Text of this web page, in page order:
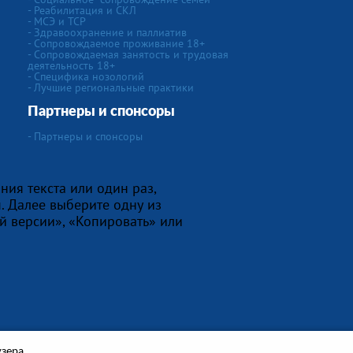
- Реабилитация и СКЛ
- МСЭ и ТСР
- Здравоохранение и паллиатив
- Сопровождаемое проживание 18+
- Сопровождаемая занятость и трудовая
деятельность 18+
- Специфика нозологий
- Лучшие региональные практики
Партнеры и спонсоры
- Партнеры и спонсоры
текста или один раз,
Далее выберите одну из
«Копировать» или